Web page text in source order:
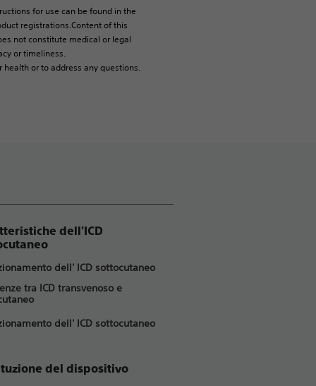
for use can be found in the
registrations.Content of this
not constitute medical or legal
or timeliness.
or to address any questions.
dell'ICD
dell' ICD sottocutaneo
tra ICD transvenoso e
dell' ICD sottocutaneo
del dispositivo